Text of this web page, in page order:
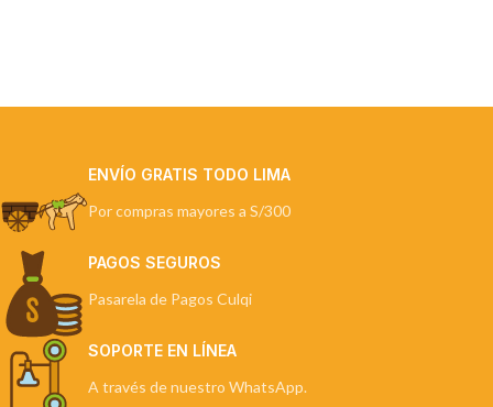
ENVÍO GRATIS TODO LIMA
Por compras mayores a S/300
PAGOS SEGUROS
Pasarela de Pagos Culqi
SOPORTE EN LÍNEA
A través de nuestro WhatsApp.